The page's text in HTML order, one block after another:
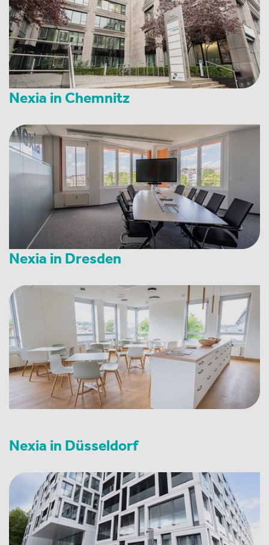
Nexia in Chemnitz
Nexia in Dresden
Nexia in Düsseldorf